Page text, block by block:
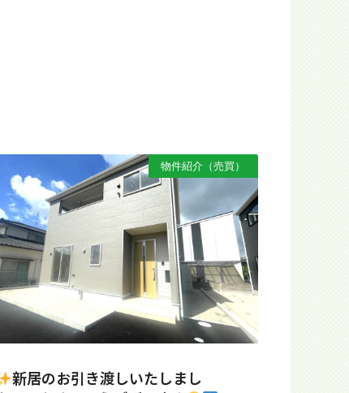
物件紹介（売買）
新居のお引き渡しいたしまし